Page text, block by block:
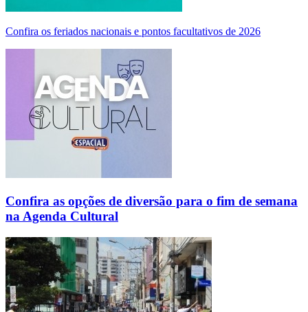
Confira os feriados nacionais e pontos facultativos de 2026
Confira as opções de diversão para o fim de semana
na Agenda Cultural